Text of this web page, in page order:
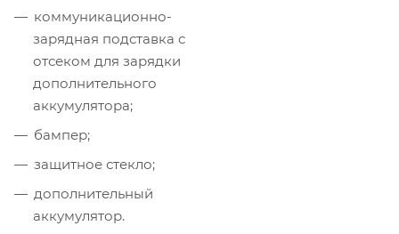
коммуникационно-
зарядная подставка с
отсеком для зарядки
дополнительного
аккумулятора;
бампер;
защитное стекло;
дополнительный
аккумулятор.